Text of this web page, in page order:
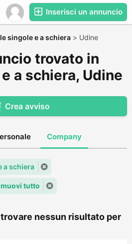
Inserisci un annuncio
singole e a schiera > Udine
trovato in
a schiera, Udine
Crea avviso
Company
a schiera
tutto
nessun risultato per